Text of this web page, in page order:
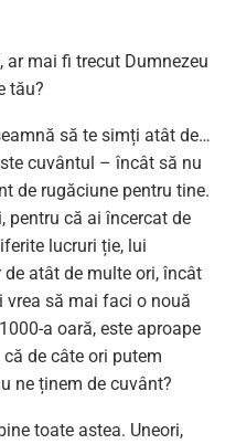
mai fi trecut Dumnezeu
tău?
să te simți atât de…
cuvântul – încât să nu
de rugăciune pentru tine.
pentru că ai încercat de
lucruri ție, lui
atât de multe ori, încât
vrea să mai faci o nouă
a oară, este aproape
de câte ori putem
ne ținem de cuvânt?
toate astea. Uneori,